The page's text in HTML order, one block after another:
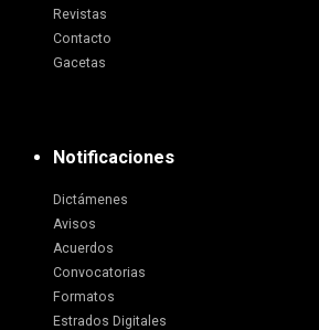
Revistas
Contacto
Gacetas
Notificaciones
Dictámenes
Avisos
Acuerdos
Convocatorias
Formatos
Estrados Digitales